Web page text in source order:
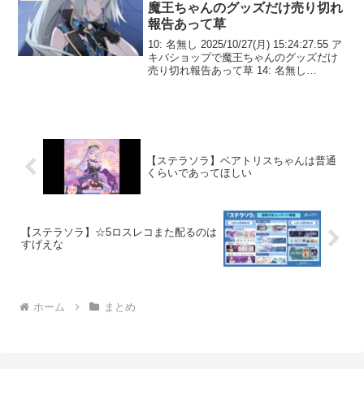
魔王ちゃんのグッズだけ売り切れ
報告あって草
10: 名無し 2025/10/27(月) 15:24:27.55 ア
キバショップで魔王ちゃんのグッズだけ
売り切れ報告あって草 14: 名無し
【ステラソラ】ベアトリスちゃんは普通
くらいであってほしい
【ステラソラ】☆5ロスレコまた配るのは
すげえな
ホーム まとめ